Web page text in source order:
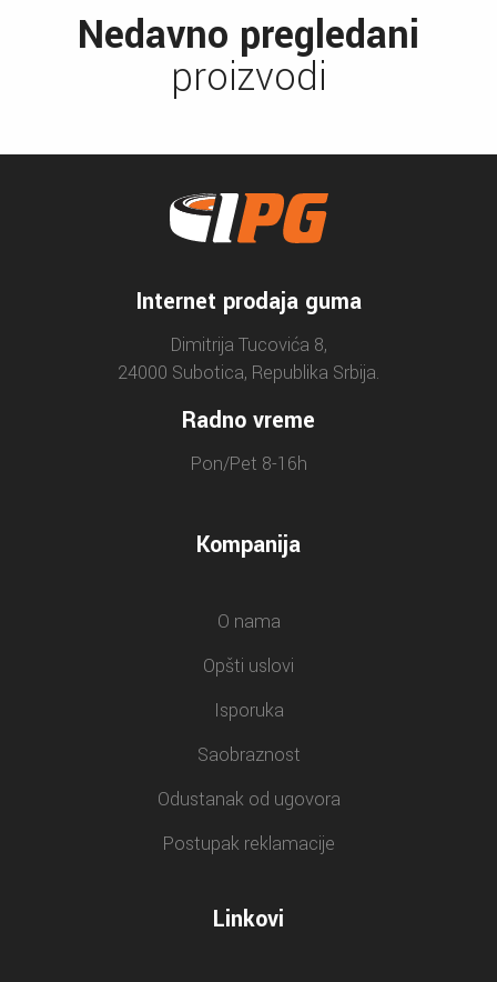
Nedavno pregledani
proizvodi
Internet prodaja guma
Dimitrija Tucovića 8,
24000 Subotica, Republika Srbija.
Radno vreme
Pon/Pet 8-16h
Kompanija
O nama
Opšti uslovi
Isporuka
Saobraznost
Odustanak od ugovora
Postupak reklamacije
Linkovi